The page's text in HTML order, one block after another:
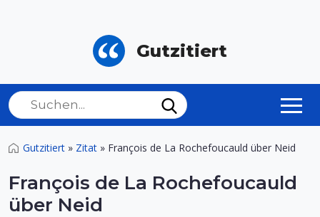
Gutzitiert
Gutzitiert » Zitat » François de La Rochefoucauld über Neid
François de La Rochefoucauld
über Neid